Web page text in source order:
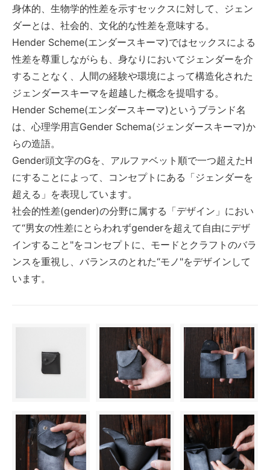
身体的、生物学的性差を示すセックスに対して、ジェン
ダーとは、社会的、文化的な性差を意味する。
Hender Scheme(エンダースキーマ)ではセックスによる
性差を尊重しながらも、身なりにおいてジェンダーを介
することなく、人間の経験や環境によって構造化された
ジェンダースキーマを超越した概念を提唱する。
Hender Scheme(エンダースキーマ)というブランド名
は、心理学用言Gender Schema(ジェンダースキーマ)か
らの造語。
Gender頭文字のGを、アルファベット順で一つ超えたH
にすることによって、コンセプトにある「ジェンダーを
超える」を表現しています。
社会的性差(gender)の分野に属する「デザイン」におい
て“男女の性差にとらわれずgenderを超えて自由にデザ
インすること"をコンセプトに、モードとクラフトのバラ
ンスを重視し、バランスのとれた“モノ"をデザインして
います。